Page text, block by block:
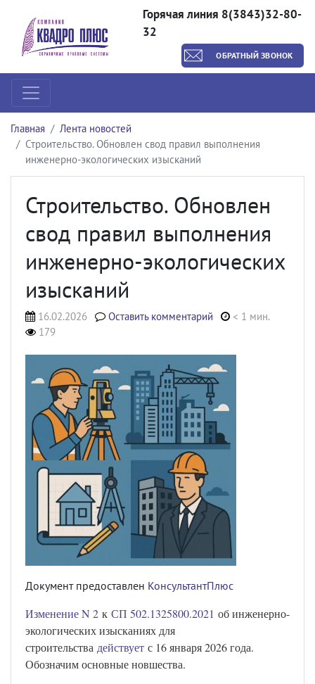
Горячая линия 8(3843)32-80-
32
ОБРАТНЫЙ ЗВОНОК
Главная
Лента новостей
Строительство. Обновлен свод правил выполнения
инженерно-экологических изысканий
Строительство. Обновлен
свод правил выполнения
инженерно-экологических
изысканий
16.02.2026 Оставить комментарий
< 1 мин.
179
Документ предоставлен КонсультантПлюс
Изменение N 2 к СП 502.1325800.2021 об инженерно-
экологических изысканиях для
строительства действует с 16 января 2026 года.
Обозначим основные новшества.